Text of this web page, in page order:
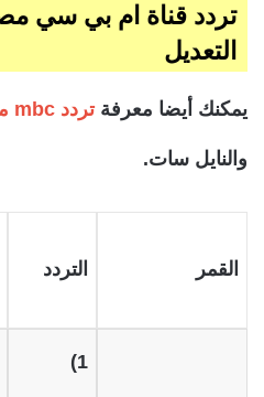
التعديل
يمكنك أيضا معرفةتردد mbc مصر
والنايل سات.
القمر التردد
1)